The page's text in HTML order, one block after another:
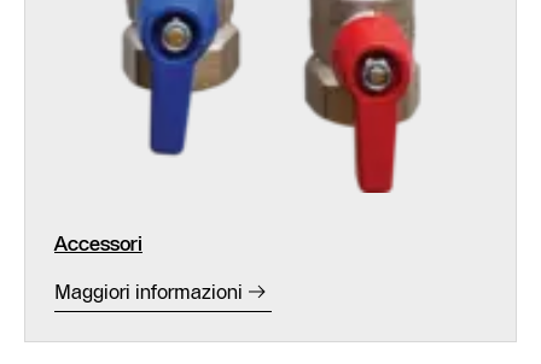
Accessori
Maggiori informazioni